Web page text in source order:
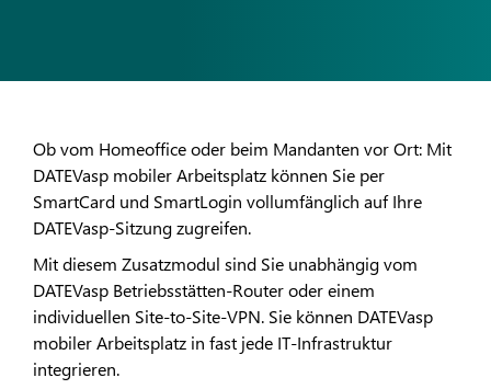
Ob vom Homeoffice oder beim Mandanten vor Ort: Mit
DATEVasp mobiler Arbeitsplatz können Sie per
SmartCard und SmartLogin vollumfänglich auf Ihre
DATEVasp-Sitzung zugreifen.
Mit diesem Zusatzmodul sind Sie unabhängig vom
DATEVasp Betriebsstätten-Router oder einem
individuellen Site-to-Site-VPN. Sie können DATEVasp
mobiler Arbeitsplatz in fast jede IT-Infrastruktur
integrieren.